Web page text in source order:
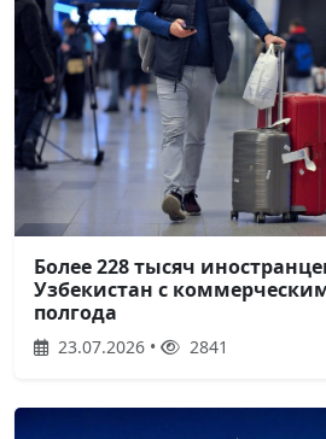
Более 228 тысяч
Узбекистан с
полгода
23.07.2026 • 2841